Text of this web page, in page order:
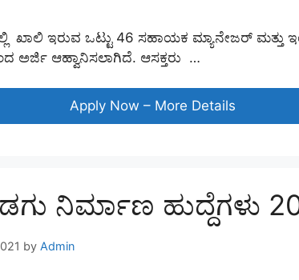
ಖಾಲಿ ಇರುವ ಒಟ್ಟು 46 ಸಹಾಯಕ ಮ್ಯಾನೇಜರ್
ಅರ್ಜಿ ಆಹ್ವಾನಿಸಲಾಗಿದೆ. ಆಸಕ್ತರು …
Apply Now – More Details
ಸ್ಟೇಟ್
ಪ್ರಕಟಣೆ
ನಿರ್ಮಾಣ ಹುದ್ದೆಗಳು
by Admin